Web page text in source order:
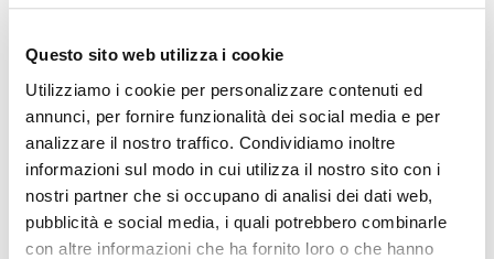
Questo sito web utilizza i cookie
Utilizziamo i cookie per personalizzare contenuti ed
annunci, per fornire funzionalità dei social media e per
analizzare il nostro traffico. Condividiamo inoltre
informazioni sul modo in cui utilizza il nostro sito con i
nostri partner che si occupano di analisi dei dati web,
pubblicità e social media, i quali potrebbero combinarle
con altre informazioni che ha fornito loro o che hanno
Successivo
A Lanciano inaugurati quattro elettrotreni di Tua
Tutti gli articoli